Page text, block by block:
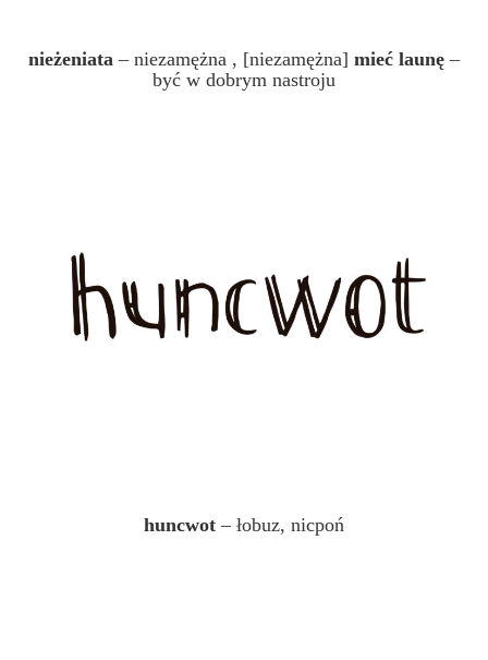
nieżeniata – niezamężna , [niezamężna] mieć launę –
być w dobrym nastroju
huncwot – łobuz, nicpoń